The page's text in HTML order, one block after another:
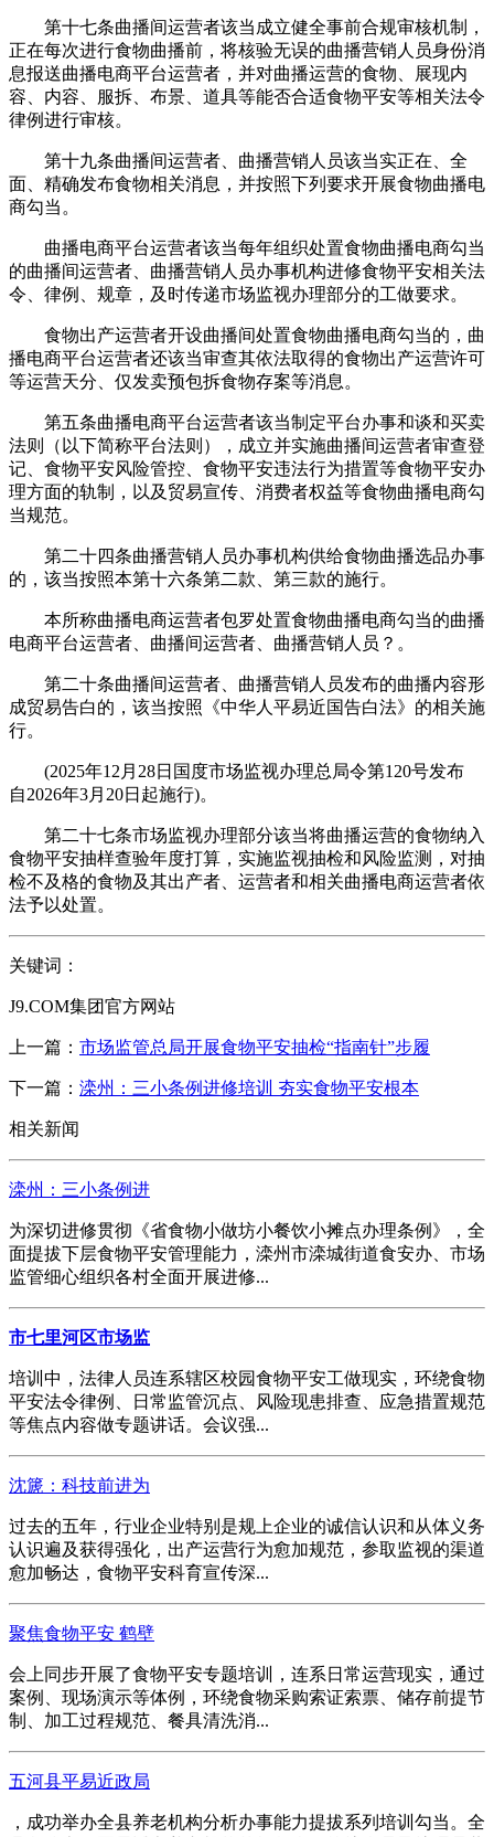
第十七条曲播间运营者该当成立健全事前合规审核机制，
正在每次进行食物曲播前，将核验无误的曲播营销人员身份消
息报送曲播电商平台运营者，并对曲播运营的食物、展现内
容、内容、服拆、布景、道具等能否合适食物平安等相关法令
律例进行审核。
第十九条曲播间运营者、曲播营销人员该当实正在、全
面、精确发布食物相关消息，并按照下列要求开展食物曲播电
商勾当。
曲播电商平台运营者该当每年组织处置食物曲播电商勾当
的曲播间运营者、曲播营销人员办事机构进修食物平安相关法
令、律例、规章，及时传递市场监视办理部分的工做要求。
食物出产运营者开设曲播间处置食物曲播电商勾当的，曲
播电商平台运营者还该当审查其依法取得的食物出产运营许可
等运营天分、仅发卖预包拆食物存案等消息。
第五条曲播电商平台运营者该当制定平台办事和谈和买卖
法则（以下简称平台法则），成立并实施曲播间运营者审查登
记、食物平安风险管控、食物平安违法行为措置等食物平安办
理方面的轨制，以及贸易宣传、消费者权益等食物曲播电商勾
当规范。
第二十四条曲播营销人员办事机构供给食物曲播选品办事
的，该当按照本第十六条第二款、第三款的施行。
本所称曲播电商运营者包罗处置食物曲播电商勾当的曲播
电商平台运营者、曲播间运营者、曲播营销人员？。
第二十条曲播间运营者、曲播营销人员发布的曲播内容形
成贸易告白的，该当按照《中华人平易近国告白法》的相关施
行。
(2025年12月28日国度市场监视办理总局令第120号发布
自2026年3月20日起施行)。
第二十七条市场监视办理部分该当将曲播运营的食物纳入
食物平安抽样查验年度打算，实施监视抽检和风险监测，对抽
检不及格的食物及其出产者、运营者和相关曲播电商运营者依
法予以处置。
关键词：
J9.COM集团官方网站
上一篇： 市场监管总局开展食物平安抽检“指南针”步履
下一篇： 滦州：三小条例进修培训 夯实食物平安根本
相关新闻
滦州：三小条例进
为深切进修贯彻《省食物小做坊小餐饮小摊点办理条例》，全
面提拔下层食物平安管理能力，滦州市滦城街道食安办、市场
监管细心组织各村全面开展进修...
市七里河区市场监
培训中，法律人员连系辖区校园食物平安工做现实，环绕食物
平安法令律例、日常监管沉点、风险现患排查、应急措置规范
等焦点内容做专题讲话。会议强...
沈篪：科技前进为
过去的五年，行业企业特别是规上企业的诚信认识和从体义务
认识遍及获得强化，出产运营行为愈加规范，参取监视的渠道
愈加畅达，食物平安科育宣传深...
聚焦食物平安 鹤壁
会上同步开展了食物平安专题培训，连系日常运营现实，通过
案例、现场演示等体例，环绕食物采购索证索票、储存前提节
制、加工过程规范、餐具清洗消...
五河县平易近政局
，成功举办全县养老机构分析办事能力提拔系列培训勾当。全